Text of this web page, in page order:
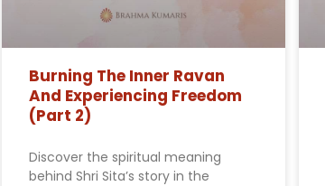
Burning The Inner Ravan
And Experiencing Freedom
(Part 2)
Discover the spiritual meaning
behind Shri Sita’s story in the